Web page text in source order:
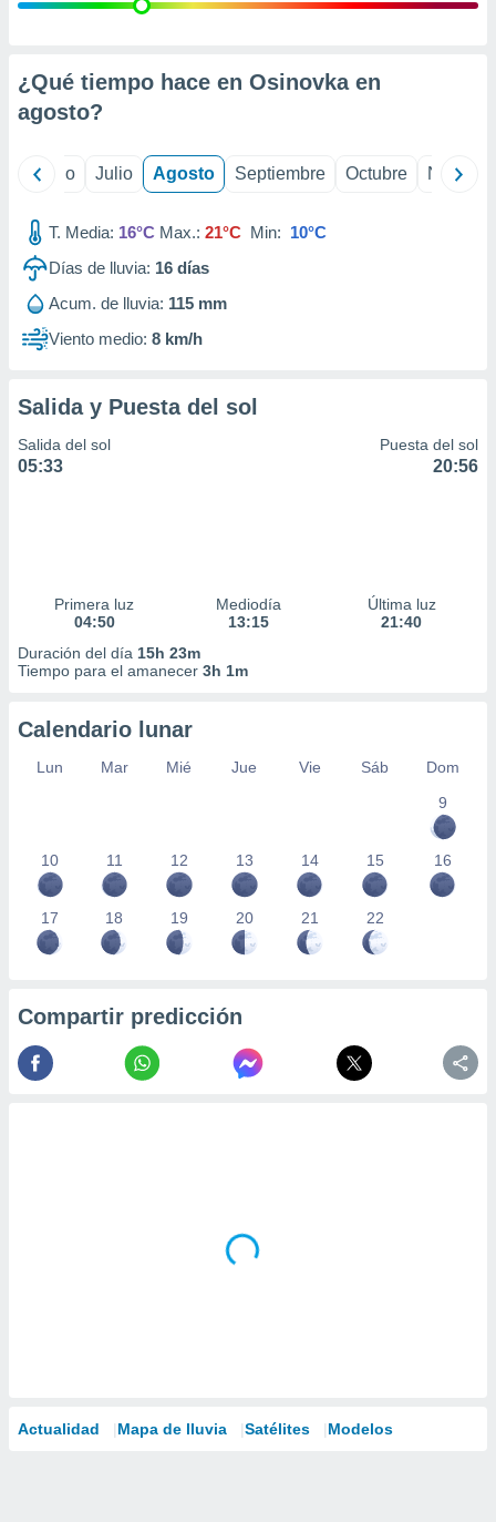
e
mediante
de
1199
¿Qué tiempo hace en Osinovka en
agosto?
Junio Julio Agosto Septiembre Octubre
T. Media: 16°C Max.: 21°C Min: 10°C
Días de lluvia: 16 días
Acum. de lluvia: 115 mm
Viento medio: 8 km/h
Salida y Puesta del sol
Salida del sol
05:33
Puesta del sol
20:56
Primera luz
04:50
Mediodía
13:15
Última luz
21:40
Duración del día 15h 23m
Tiempo para el amanecer 3h 1m
Calendario lunar
Lun Mar Mié Jue Vie Sáb
Dom
9
10 11 12 13 14 15 16
17 18 19 20 21 22
Compartir predicción
Actualidad Mapa de lluvia Satélites Modelos